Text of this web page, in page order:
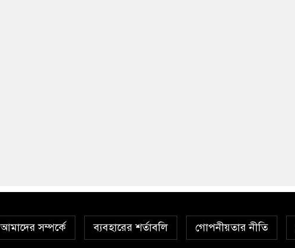
আমাদের সম্পর্কে ব্যবহারের শর্তাবলি গোপনীয়তার নীতি